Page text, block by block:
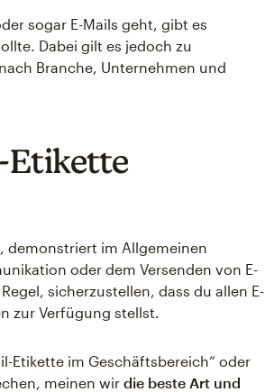
sogar E-Mails geht, gibt es
Dabei gilt es jedoch zu
Branche, Unternehmen und
Etikette
demonstriert im Allgemeinen
oder dem Versenden von E-
sicherzustellen, dass du allen E-
zur Verfügung stellst.
Etikette im Geschäftsbereich“ oder
meinen wir die beste Art und